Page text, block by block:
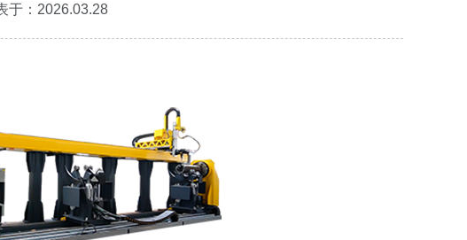
于：2026.03.28